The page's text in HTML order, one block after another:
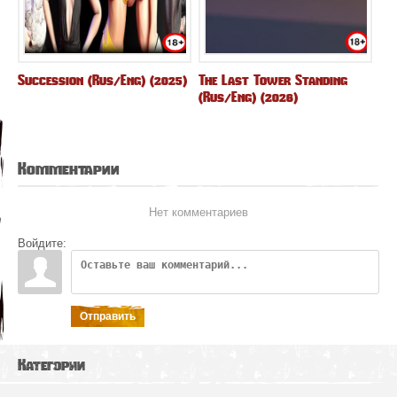
Succession (Rus/Eng) (2025)
The Last Tower Standing
(Rus/Eng) (2026)
Комментарии
Нет комментариев
Войдите:
Отправить
Категории